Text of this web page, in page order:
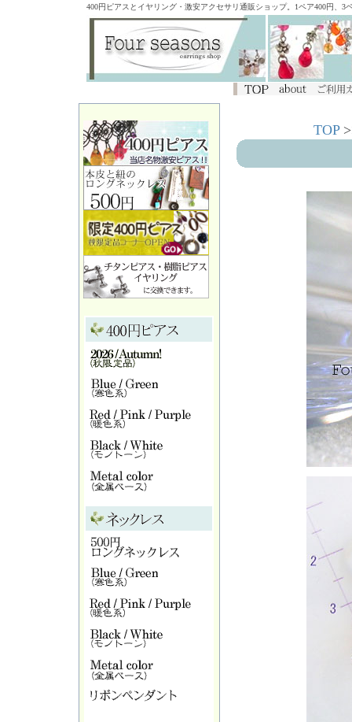
400円ピアスとイヤリング・激安アクセサリ通販ショップ。1ペア400円、
TOP